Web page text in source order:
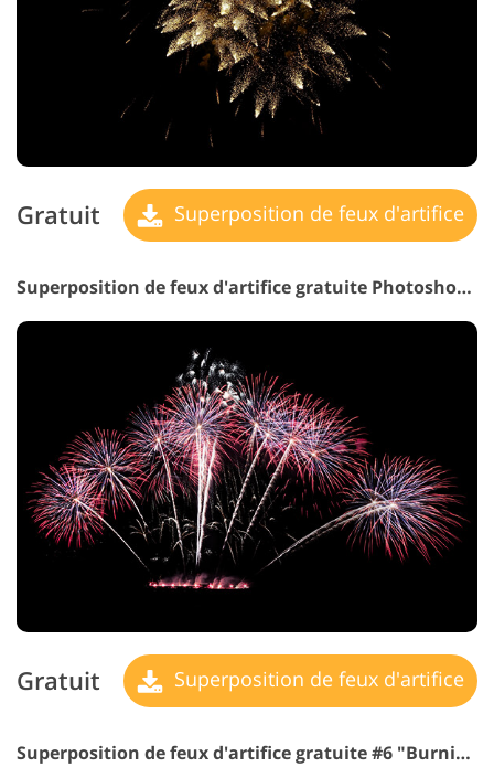
Gratuit Superposition de feux d'artifice
Superposition de feux d'artifice gratuite Photoshop #5 "Fire-Orange Patches"
Gratuit Superposition de feux d'artifice
Superposition de feux d'artifice gratuite #6 "Burning Sensation"